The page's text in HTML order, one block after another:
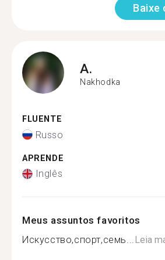
Baixe
A.
Nakhodka
FLUENTE
Russo
APRENDE
Inglês
Meus assuntos favoritos
Искусство,спорт,семь...Leia